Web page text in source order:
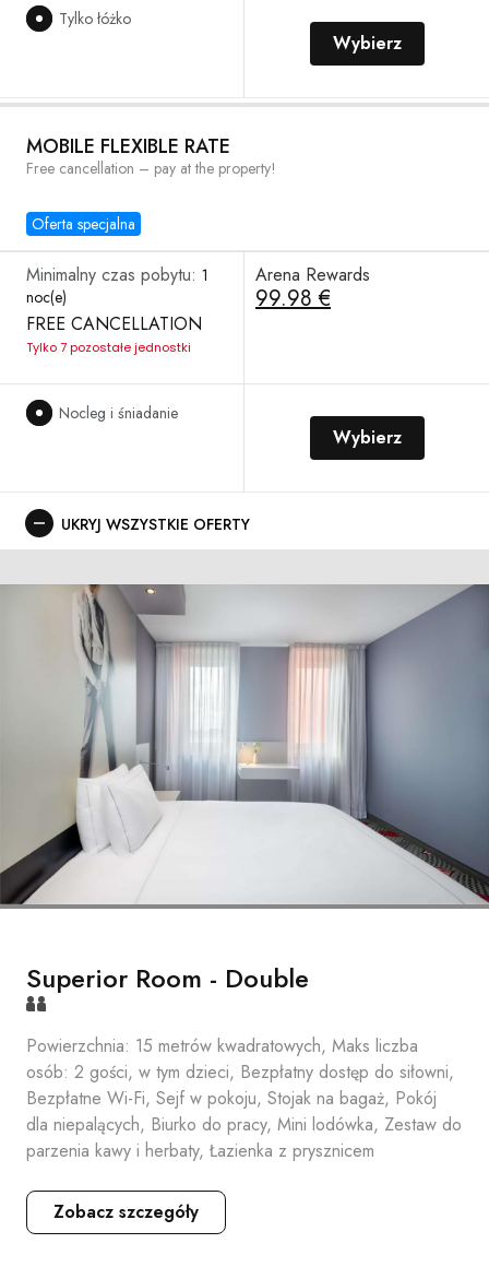
Tylko łóżko
Wybierz
MOBILE FLEXIBLE RATE
Oferta specjalna
Free cancellation – pay at the property!
Minimalny czas pobytu: 1
noc(e)
FREE CANCELLATION
Tylko 7 pozostałe jednostki
Arena Rewards
99.98 €
Nocleg i śniadanie
Wybierz
UKRYJ WSZYSTKIE OFERTY
Superior Room - Double
Powierzchnia: 15 metrów kwadratowych, Maks liczba
osób: 2 gości, w tym dzieci, Bezpłatny dostęp do siłowni,
Bezpłatne Wi-Fi, Sejf w pokoju, Stojak na bagaż, Pokój
dla niepalących, Biurko do pracy, Mini lodówka, Zestaw do
parzenia kawy i herbaty, Łazienka z prysznicem
Zobacz szczegóły